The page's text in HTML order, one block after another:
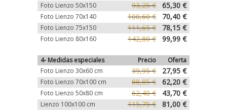
Foto Lienzo 50x150 93,25 € 65,30 €
Foto Lienzo 70x140 100,60 € 70,40 €
Foto Lienzo 75x150 111,65 € 78,15 €
Foto Lienzo 80x160 142,80 € 99,99 €
4- Medidas especiales Precio
Oferta
Foto Lienzo 30x60 cm
39,95 € 27,95 €
Foto Lienzo 70x100 cm 88,85 € 62,20 €
Foto Lienzo 50x80 cm 62,40 € 43,70 €
Lienzo 100x100 cm 115,75 € 81,00 €